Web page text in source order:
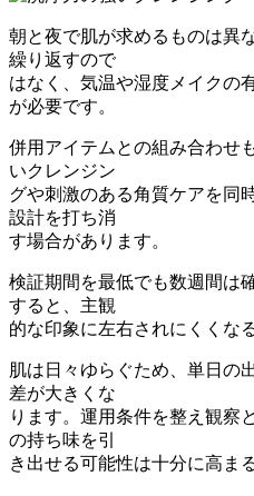
朝と夜で肌が求めるものは異
繰り返すので
はなく、気温や湿度メイクの
が必要です。
併用アイテムとの組み合わせ
いクレンジン
グや刺激のある角質ケアを同
設計を打ち消
す場合があります。
検証期間を最低でも数週間は
すると、主観
的な印象に左右されにくくな
肌は日々ゆらぐため、単日の
差が大きくな
ります。運用条件を整え観察
の持ち味を引
き出せる可能性は十分に高ま